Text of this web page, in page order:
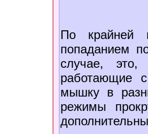
По крайней
попаданием
случае, это,
работающие
мышку в
режимы